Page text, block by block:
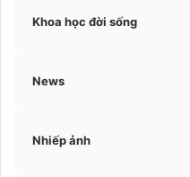
Khoa học đời sống
News
Nhiếp ảnh